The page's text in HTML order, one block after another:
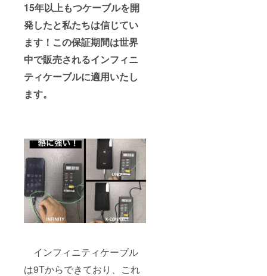
15年以上もつケーブルを開
発したと私たちは信じてい
ます！この保証期間は世界
中で販売されるインフィニ
ティケーブルに適用いたし
ます。
インフィニティケーブル
は9Tからできており、これ